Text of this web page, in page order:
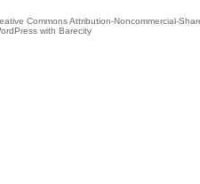
Commons Attribution-Noncommercial-
with Barecity